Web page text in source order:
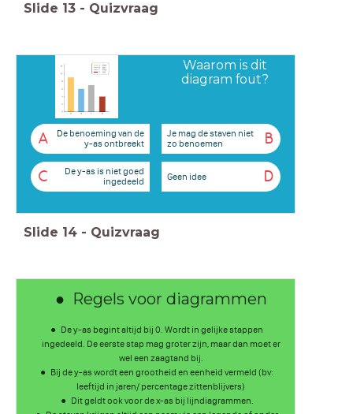
Slide 13 - Quizvraag
Waarom is dit
diagram fout?
A
De benoeming van de
y-as ontbreekt
B
Je mag de staven niet
zo benoemen
C
De y-as is niet goed
ingedeeld
D
Geen idee
Slide 14 - Quizvraag
Regels voor diagrammen
De y-as begint altijd bij 0. Wordt in gelijke stappen
ingedeeld. De eerste stap mag groter zijn, maar dan moet er
wel een zaagtand bij.
Bij de y-as wordt een grootheid en eenheid vermeld (bv:
leeftijd in jaren/ percentage zittenblijvers)
Dit geldt ook voor de x-as bij lijndiagrammen.